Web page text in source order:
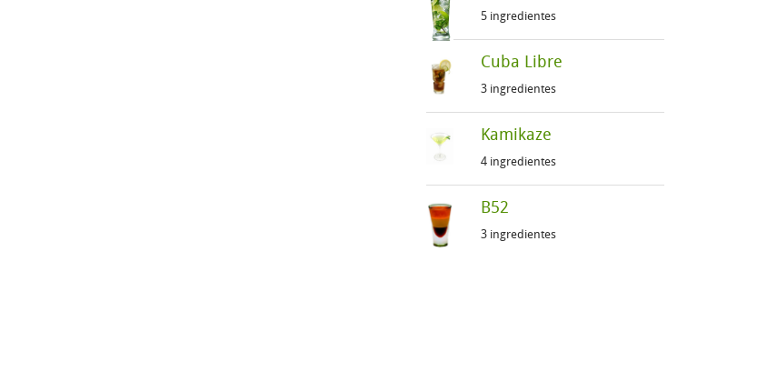
5 ingredientes
Cuba Libre
3 ingredientes
Kamikaze
4 ingredientes
B52
3 ingredientes